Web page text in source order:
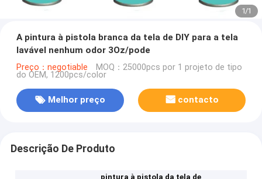
1/1
A pintura à pistola branca da tela de DIY para a tela
lavável nenhum odor 3Oz/pode
Preço：negotiable MOQ：25000pcs por 1 projeto de tipo
do OEM, 1200pcs/color
Melhor preço contacto
Descrição De Produto
pintura à pistola da tela de